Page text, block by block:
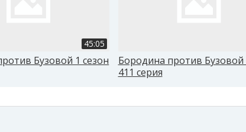
45:05
Бузовой 1 сезон
Бородина против Бузовой
411 серия